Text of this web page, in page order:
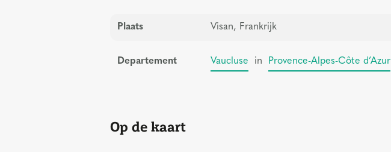
Plaats Visan, Frankrijk
Departement Vaucluse in Provence-Alpes-Côte d’Azur
Op de kaart